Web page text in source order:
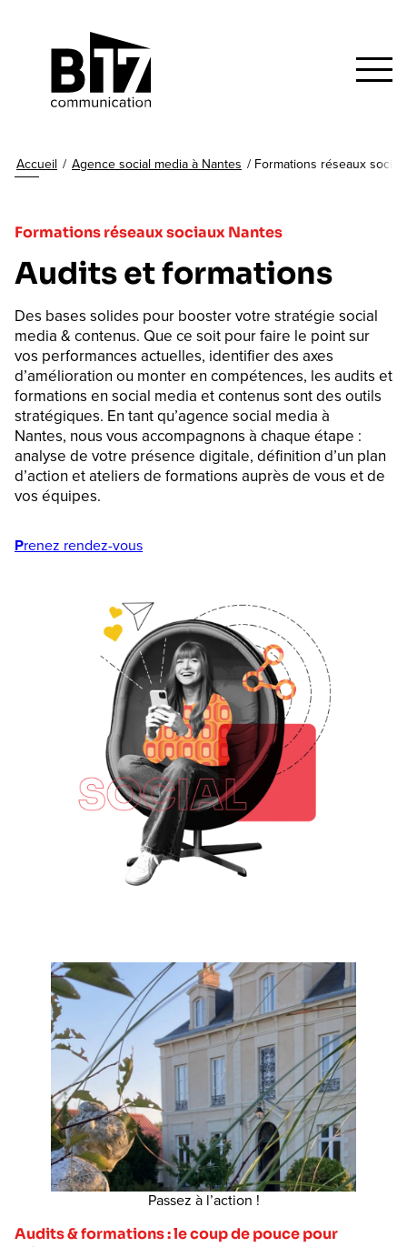
Accueil / Agence social media à Nantes / Formations réseaux
Formations réseaux sociaux Nantes
Audits et formations
Des bases solides pour booster votre stratégie social
media & contenus. Que ce soit pour faire le point sur
vos performances actuelles, identifier des axes
d’amélioration ou monter en compétences, les audits et
formations en social media et contenus sont des outils
stratégiques. En tant qu’agence social media à
Nantes, nous vous accompagnons à chaque étape :
analyse de votre présence digitale, définition d’un plan
d’action et ateliers de formations auprès de vous et de
vos équipes.
Prenez rendez-vous
Audits & formations : le coup de pouce pour
Passez à l’action !